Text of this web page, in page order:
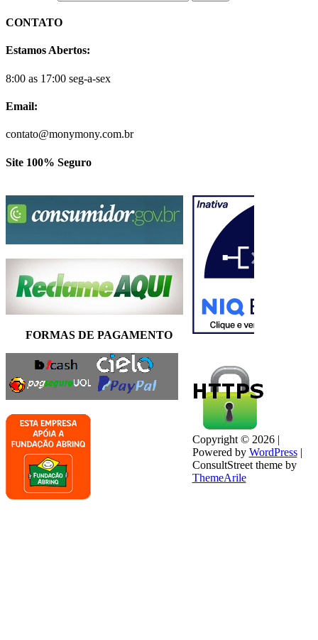
CONTATO
Estamos Abertos:
8:00 as 17:00 seg-a-sex
Email:
contato@monymony.com.br
Site 100% Seguro
FORMAS DE PAGAMENTO
Copyright © 2026 |
Powered by WordPress |
ConsultStreet theme by
ThemeArile